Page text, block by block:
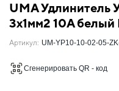
06. Изделия
удлинители и
06.02 Удлинители
UMA Удлинитель
3х1мм2 10А белый
Артикул: UM-YP10-10-02-05-
Сгенерировать QR - код